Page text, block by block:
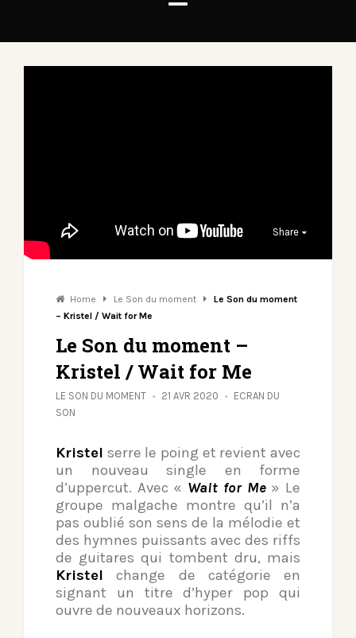
Share
Home Le Son du moment
Le Son du moment
– Kristel / Wait for Me
Le Son du moment –
Kristel / Wait for Me
LE SON DU MOMENT 21 AVR 2020
ECRAN DU
SON
Kristel serre le poing et revient avec
un nouveau single en forme
d’uppercut. Avec « Wait for Me» Le
groupe malgache montre qu’il n’a
pas oublié son sens de la mélodie et
des hymnes puissants avec des riffs
de guitares qui tombent dru, mais
Kristel change de catégorie en
signant un titre d’hyper pop qui
ouvre de nouveaux horizons.